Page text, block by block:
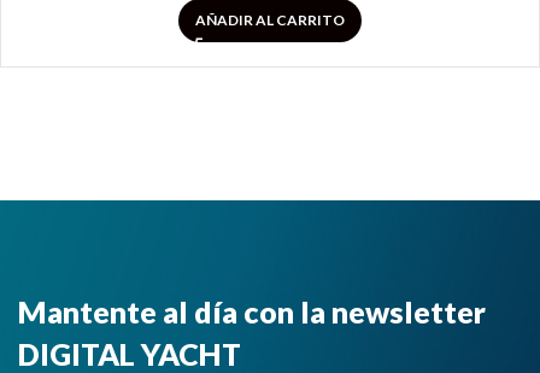
AÑADIR AL CARRITO
Mantente al día con la newsletter
DIGITAL YACHT